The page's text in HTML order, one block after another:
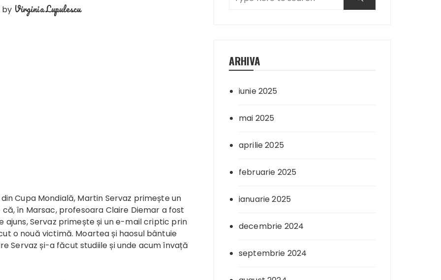
by Virginia Lupulescu
Cupa Mondială, Martin Servaz primește un
în Marsac, profesoara Claire Diemar a fost
Servaz primește și un e-mail criptic prin
o nouă victimă. Moartea și haosul bântuie
Servaz și-a făcut studiile și unde acum învață
ARHIVA
iunie 2025
mai 2025
aprilie 2025
februarie 2025
ianuarie 2025
decembrie 2024
septembrie 2024